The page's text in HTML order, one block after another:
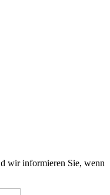
wir informieren Sie, wenn